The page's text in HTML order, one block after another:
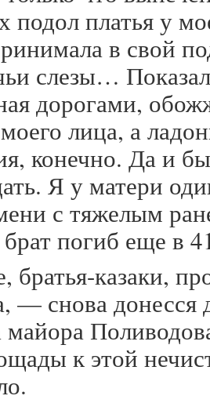
подол платья у
в свой
слезы…
дорогами,
лица, а
конечно. Да и
Я у матери
с тяжелым
погиб еще в
казаки,
— снова донесся
майора
к этой